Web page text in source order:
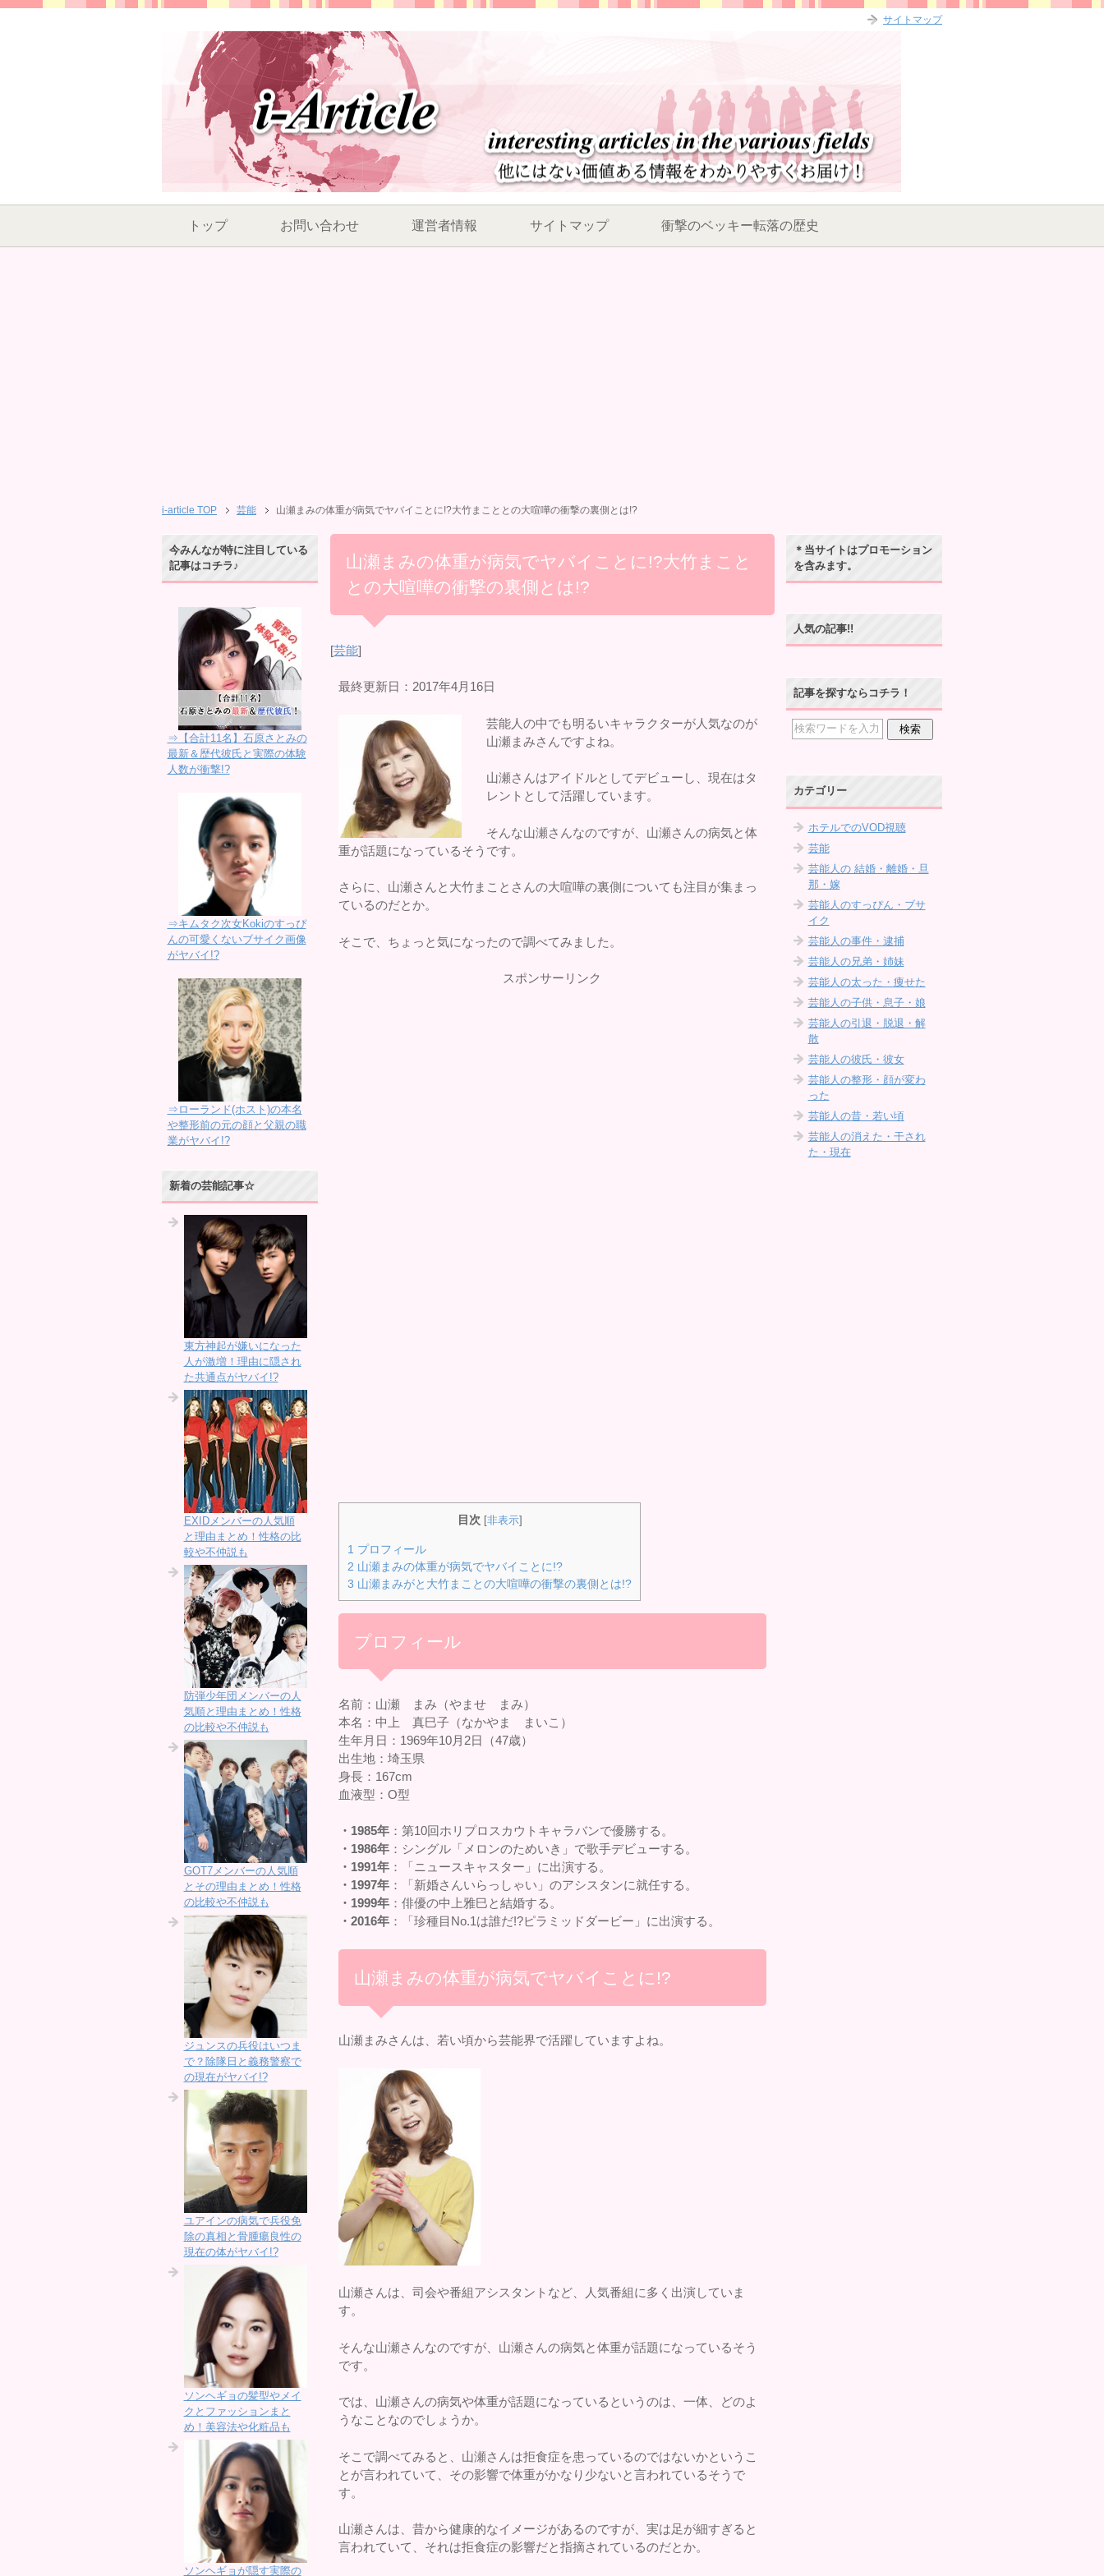
トップ お問い合わせ 運営者情報 サイトマップ 衝撃のベッキー転落の歴史
i-article TOP 芸能 山瀬まみの体重が病気でヤバイことに!?大竹まこととの大喧嘩の衝撃の裏側とは!?
山瀬まみの体重が病気でヤバイことに!?大竹まこと
との大喧嘩の衝撃の裏側とは!?
[芸能]
最終更新日：2017年4月16日
芸能人の中でも明るいキャラクターが人気なのが
山瀬まみさんですよね。
山瀬さんはアイドルとしてデビューし、現在はタ
レントとして活躍しています。
そんな山瀬さんなのですが、山瀬さんの病気と体
重が話題になっているそうです。
さらに、山瀬さんと大竹まことさんの大喧嘩の裏側についても注目が集まっ
ているのだとか。
そこで、ちょっと気になったので調べてみました。
スポンサーリンク
目次 [非表示]
1 プロフィール
2 山瀬まみの体重が病気でヤバイことに!?
3 山瀬まみがと大竹まことの大喧嘩の衝撃の裏側とは!?
プロフィール
名前：山瀬 まみ（やませ まみ）
本名：中上 真巳子（なかやま まいこ）
生年月日：1969年10月2日（47歳）
出生地：埼玉県
身長：167cm
血液型：O型
・1985年 ：第10回ホリプロスカウトキャラバンで優勝する。
・1986年 ：シングル「メロンのためいき」で歌手デビューする。
・1991年 ：「ニュースキャスター」に出演する。
・1997年 ：「新婚さんいらっしゃい」のアシスタンに就任する。
・1999年 ：俳優の中上雅巳と結婚する。
・2016年 ：「珍種目No.1は誰だ!?ピラミッドダービー」に出演する。
山瀬まみの体重が病気でヤバイことに!?
山瀬まみさんは、若い頃から芸能界で活躍していますよね。
山瀬さんは、司会や番組アシスタントなど、人気番組に多く出演していま
す。
そんな山瀬さんなのですが、山瀬さんの病気と体重が話題になっているそう
です。
では、山瀬さんの病気や体重が話題になっているというのは、一体、どのよ
うなことなのでしょうか。
そこで調べてみると、山瀬さんは拒食症を患っているのではないかというこ
とが言われていて、その影響で体重がかなり少ないと言われているそうで
す。
山瀬さんは、昔から健康的なイメージがあるのですが、実は足が細すぎると
言われていて、それは拒食症の影響だと指摘されているのだとか。
今みんなが特に注目している
記事はコチラ♪
⇒【合計11名】石原さとみの
最新＆歴代彼氏と実際の体験
人数が衝撃!?
⇒キムタク次女Kokiのすっぴ
んの可愛くないブサイク画像
がヤバイ!?
⇒ローランド(ホスト)の本名
や整形前の元の顔と父親の職
業がヤバイ!?
新着の芸能記事☆
東方神起が嫌いになった
人が激増！理由に隠され
た共通点がヤバイ!?
EXIDメンバーの人気順
と理由まとめ！性格の比
較や不仲説も
防弾少年団メンバーの人
気順と理由まとめ！性格
の比較や不仲説も
GOT7メンバーの人気順
とその理由まとめ！性格
の比較や不仲説も
ジュンスの兵役はいつま
で？除隊日と義務警察で
の現在がヤバイ!?
ユアインの病気で兵役免
除の真相と骨腫瘍良性の
現在の体がヤバイ!?
ソンヘギョの髪型やメイ
クとファッションまと
め！美容法や化粧品も
ソンヘギョが隠す実際の
＊当サイトはプロモーション
を含みます。
人気の記事!!
記事を探すならコチラ！
カテゴリー
ホテルでのVOD視聴
芸能
芸能人の 結婚・離婚・旦
那・嫁
芸能人のすっぴん・ブサ
イク
芸能人の事件・逮捕
芸能人の兄弟・姉妹
芸能人の太った・痩せた
芸能人の子供・息子・娘
芸能人の引退・脱退・解
散
芸能人の彼氏・彼女
芸能人の整形・顔が変わ
った
芸能人の昔・若い頃
芸能人の消えた・干され
た・現在
サイトマップ